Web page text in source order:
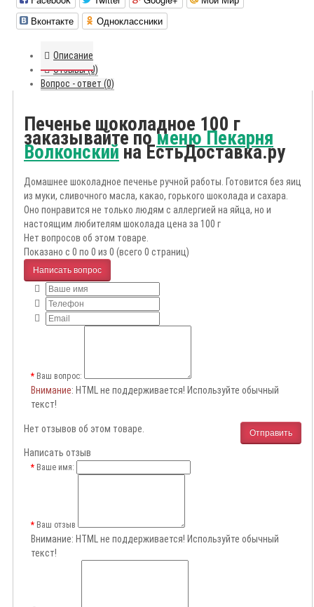
Вконтакте
Одноклассники
Описание
Отзывы (0)
Вопрос - ответ (0)
Печенье шоколадное 100 г
заказывайте поменю Пекарня
Волконскийна ЕстьДоставка.ру
Домашнее шоколадное печенье ручной работы. Готовится без яиц
из муки, сливочного масла, какао, горького шоколада и сахара.
Оно понравится не только людям с аллергией на яйца, но и
настоящим любителям шоколада цена за 100 г
Нет вопросов об этом товаре.
Показано с 0 по 0 из 0 (всего 0 страниц)
Написать вопрос
Ваш вопрос:
Внимание: HTML не поддерживается! Используйте обычный
текст!
Отправить
Нет отзывов об этом товаре.
Написать отзыв
Ваше имя:
Ваш отзыв
Внимание: HTML не поддерживается! Используйте обычный
текст!